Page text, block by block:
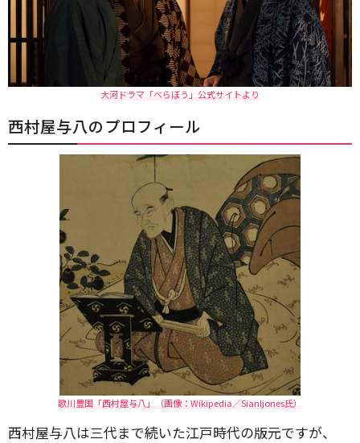
大河ドラマ「べらぼう」公式サイトより
西村屋与八のプロフィール
歌川豊国「西村屋与八」（画像：Wikipedia／Sianljones氏）
西村屋与八は三代まで続いた江戸時代の版元ですが、